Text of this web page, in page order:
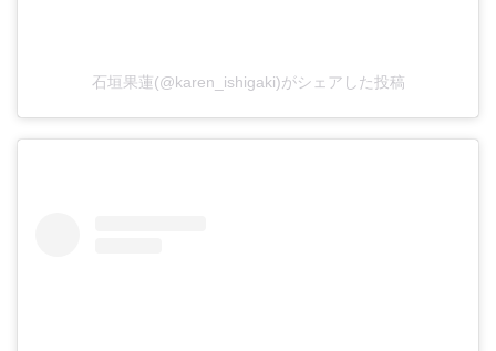
石垣果蓮(@karen_ishigaki)がシェアした投稿